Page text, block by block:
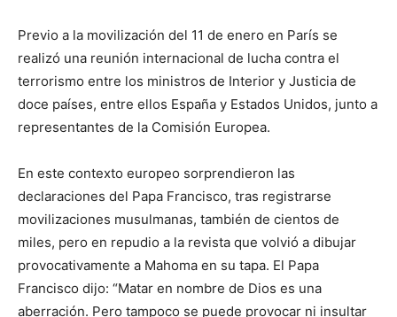
Previo a la movilización del 11 de enero en París se
realizó una reunión internacional de lucha contra el
terrorismo entre los ministros de Interior y Justicia de
doce países, entre ellos España y Estados Unidos, junto a
representantes de la Comisión Europea.
En este contexto europeo sorprendieron las
declaraciones del Papa Francisco, tras registrarse
movilizaciones musulmanas, también de cientos de
miles, pero en repudio a la revista que volvió a dibujar
provocativamente a Mahoma en su tapa. El Papa
Francisco dijo: “Matar en nombre de Dios es una
aberración. Pero tampoco se puede provocar ni insultar